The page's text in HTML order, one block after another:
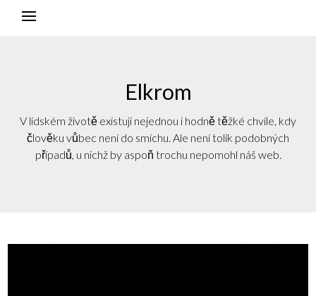
Elkrom
V lidském životě existují nejednou i hodně těžké chvíle, kdy
člověku vůbec není do smíchu. Ale není tolik podobných
případů, u nichž by aspoň trochu nepomohl náš web.